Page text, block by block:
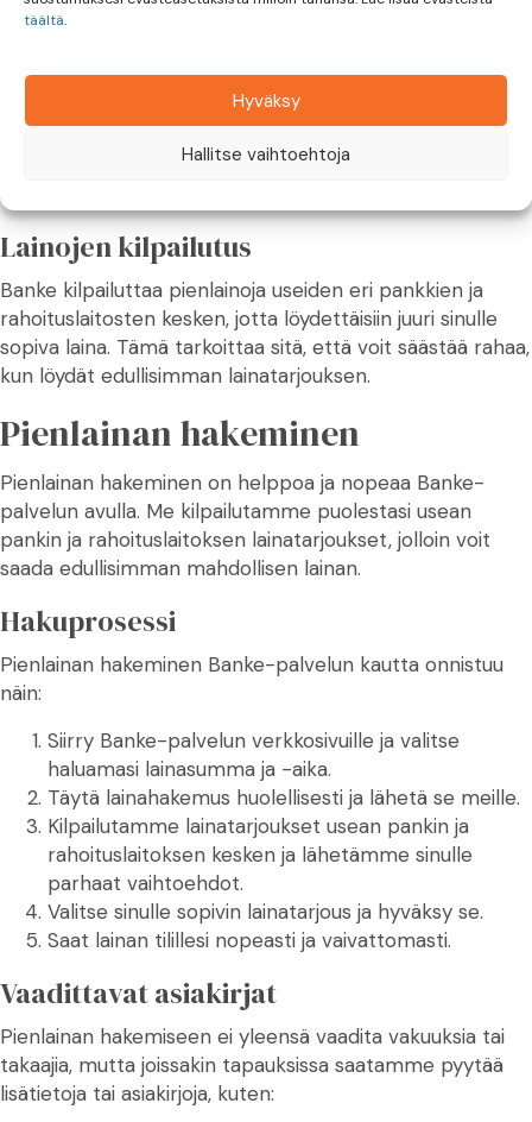
täältä.
Hyväksy
Hallitse vaihtoehtoja
Monipuolinen käyttötarkoitus
Pienlainaa voi käyttää moneen eri tarkoitukseen, kuten
esimerkiksi lomamatkan rahoittamiseen, kodin
tekee pienlainasta erittäin joustavan lainatuotteen, joka
soveltuu monenlaisiin tarpeisiin.
Lainojen kilpailutus
Banke kilpailuttaa pienlainoja useiden eri pankkien ja
rahoituslaitosten kesken, jotta löydettäisiin juuri sinulle
sopiva laina. Tämä tarkoittaa sitä, että voit säästää rahaa,
kun löydät edullisimman lainatarjouksen.
Pienlainan hakeminen
Pienlainan hakeminen on helppoa ja nopeaa Banke-
palvelun avulla. Me kilpailutamme puolestasi usean
pankin ja rahoituslaitoksen lainatarjoukset, jolloin voit
saada edullisimman mahdollisen lainan.
Hakuprosessi
Pienlainan hakeminen Banke-palvelun kautta onnistuu
näin:
Siirry Banke-palvelun verkkosivuille ja valitse
haluamasi lainasumma ja -aika.
Täytä lainahakemus huolellisesti ja lähetä se meille.
Kilpailutamme lainatarjoukset usean pankin ja
rahoituslaitoksen kesken ja lähetämme sinulle
parhaat vaihtoehdot.
Valitse sinulle sopivin lainatarjous ja hyväksy se.
Saat lainan tilillesi nopeasti ja vaivattomasti.
Vaadittavat asiakirjat
Pienlainan hakemiseen ei yleensä vaadita vakuuksia tai
takaajia, mutta joissakin tapauksissa saatamme pyytää
lisätietoja tai asiakirjoja, kuten: